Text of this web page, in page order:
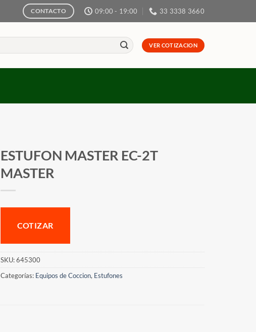
CONTACTO 09:00 - 19:00 33 3338 3660
VER COTIZACION
ESTUFON MASTER EC-2T
MASTER
COTIZAR
SKU:645300
Categorías: Equipos de Coccion, Estufones